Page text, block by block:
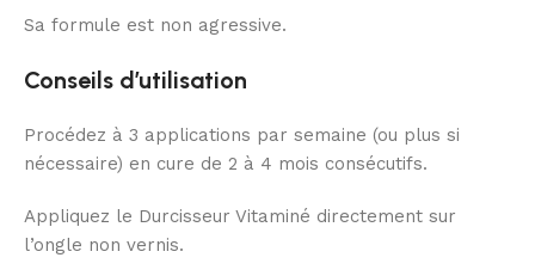
Sa formule est non agressive.
Conseils d’utilisation
Procédez à 3 applications par semaine (ou plus si
nécessaire) en cure de 2 à 4 mois consécutifs.
Appliquez le Durcisseur Vitaminé directement sur
l’ongle non vernis.